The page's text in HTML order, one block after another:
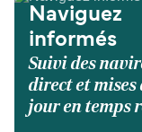
Naviguez
informés
Suivi des
direct et mises
jour en temps